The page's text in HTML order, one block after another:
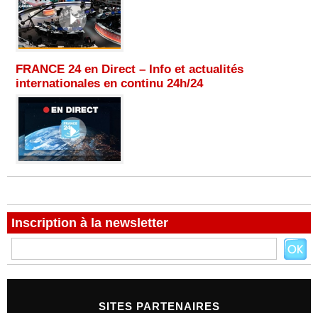
FRANCE 24 en Direct – Info et actualités
internationales en continu 24h/24
Inscription à la newsletter
SITES PARTENAIRES